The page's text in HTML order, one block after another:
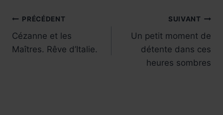
Navigation
de
PRÉCÉDENT
Cézanne et les
Maîtres. Rêve d’Italie.
SUIVANT
Un petit moment de
détente dans ces
heures sombres